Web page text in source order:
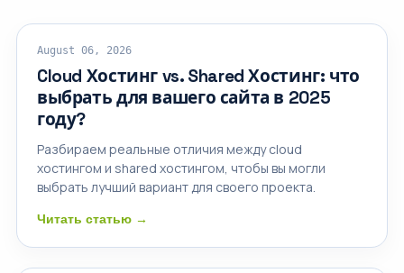
ОБЛАЧНЫЙ ХОСТИНГ
August 06, 2026
Cloud Хостинг vs. Shared Хостинг: что
выбрать для вашего сайта в 2025
году?
Разбираем реальные отличия между cloud
хостингом и shared хостингом, чтобы вы могли
выбрать лучший вариант для своего проекта.
Читать статью →